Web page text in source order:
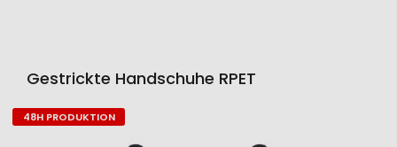
Gestrickte Handschuhe RPET
Zum
48H PRODUKTION